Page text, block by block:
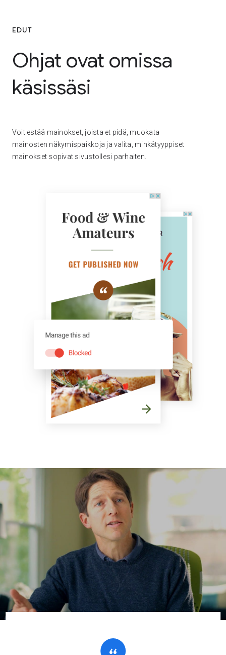
EDUT
Ohjat ovat omissa
käsissäsi
Voit estää mainokset, joista et pidä, muokata
mainosten näkymispaikkoja ja valita, minkätyyppiset
mainokset sopivat sivustollesi parhaiten.